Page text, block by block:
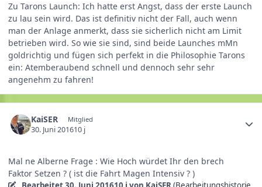
Zu Tarons Launch: Ich hatte erst Angst, dass der erste Launch
zu lau sein wird. Das ist definitiv nicht der Fall, auch wenn
man der Anlage anmerkt, dass sie sicherlich nicht am Limit
betrieben wird. So wie sie sind, sind beide Launches mMn
goldrichtig und fügen sich perfekt in die Philosophie Tarons
ein: Atemberaubend schnell und dennoch sehr sehr
angenehm zu fahren!
KaiSER Mitglied
30. Juni 201610 j
Mal ne Alberne Frage : Wie Hoch würdet Ihr den brech
Faktor Setzen ? ( ist die Fahrt Magen Intensiv ? )